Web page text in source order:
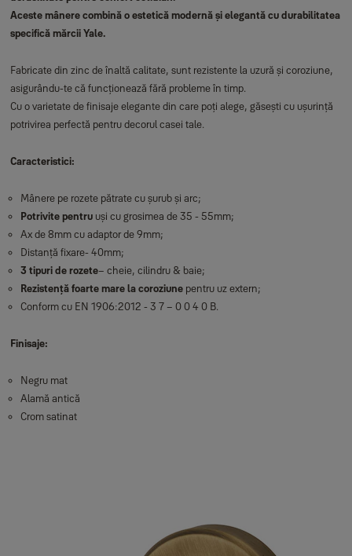
Aceste mânere combină o estetică modernă și elegantă cu durabilitatea
specifică mărcii Yale.
Fabricate din zinc de înaltă calitate, sunt rezistente la uzură și coroziune,
asigurându-te că funcționează fără probleme în timp.
Cu o varietate de finisaje elegante din care poți alege, găsești cu ușurință
potrivirea perfectă pentru decorul casei tale.
Caracteristici:
Mânere pe rozete pătrate cu șurub și arc;
Potrivite pentruuși cu grosimea de 35 - 55mm;
Ax de 8mm cu adaptor de 9mm;
Distanță fixare- 40mm;
3 tipuri de rozete– cheie, cilindru & baie;
Rezistență foarte mare la coroziunepentru uz extern;
Conform cu EN 1906:2012 - 3 7 – 0 0 4 0 B.
Finisaje:
Negru mat
Alamă antică
Crom satinat